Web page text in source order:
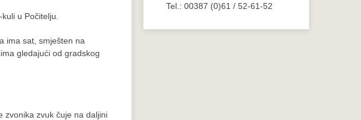
u Počitelju.
ima sat, smješten na
gledajući od gradskog
zvonika zvuk čuje na daljini
Tel.: 00387 (0)61 / 52-61-52